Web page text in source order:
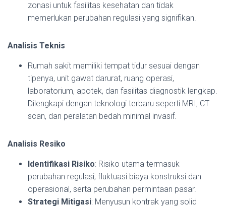
zonasi untuk fasilitas kesehatan dan tidak
memerlukan perubahan regulasi yang signifikan.
Analisis Teknis
Rumah sakit memiliki tempat tidur sesuai dengan
tipenya, unit gawat darurat, ruang operasi,
laboratorium, apotek, dan fasilitas diagnostik lengkap.
Dilengkapi dengan teknologi terbaru seperti MRI, CT
scan, dan peralatan bedah minimal invasif.
Analisis Resiko
Identifikasi Risiko: Risiko utama termasuk
perubahan regulasi, fluktuasi biaya konstruksi dan
operasional, serta perubahan permintaan pasar.
Strategi Mitigasi: Menyusun kontrak yang solid